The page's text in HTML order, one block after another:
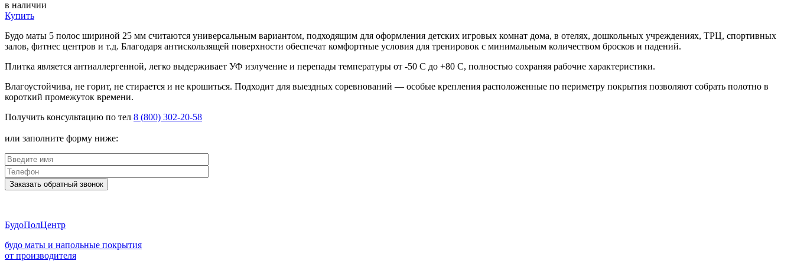
в наличии
Купить
Будо маты 5 полос шириной 25 мм считаются универсальным вариантом, подходящим для оформления детских игровых комнат дома, в отелях, дошкольных учреждениях, ТРЦ, спортивных
залов, фитнес центров и т.д. Благодаря антискользящей поверхности обеспечат комфортные условия для тренировок с минимальным количеством бросков и падений.
Плитка является антиаллергенной, легко выдерживает УФ излучение и перепады температуры от -50 С до +80 С, полностью сохраняя рабочие характеристики.
Влагоустойчива, не горит, не стирается и не крошиться. Подходит для выездных соревнований — особые крепления расположенные по периметру покрытия позволяют собрать полотно в
короткий промежуток времени.
Получить консультацию по тел 8 (800) 302-20-58
или заполните форму ниже:
Заказать обратный звонок
БудоПолЦентр
будо маты и напольные покрытия
от производителя